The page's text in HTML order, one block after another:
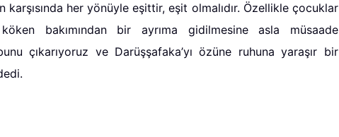
karşısında her yönüyle eşittir, eşit olmalıdır. Özellikle çocuklar
bakımından bir ayrıma gidilmesine asla müsaade
çıkarıyoruz ve Darüşşafaka’yı özüne ruhuna yaraşır bir